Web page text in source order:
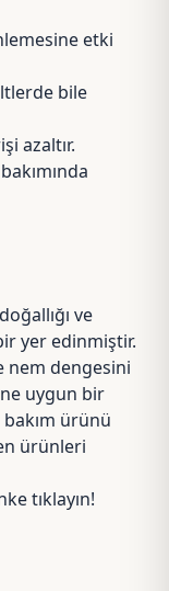
etki
bile
azaltır.
ve
yer edinmiştir.
nem dengesini
uygun bir
ürünü
ürünleri
tıklayın!